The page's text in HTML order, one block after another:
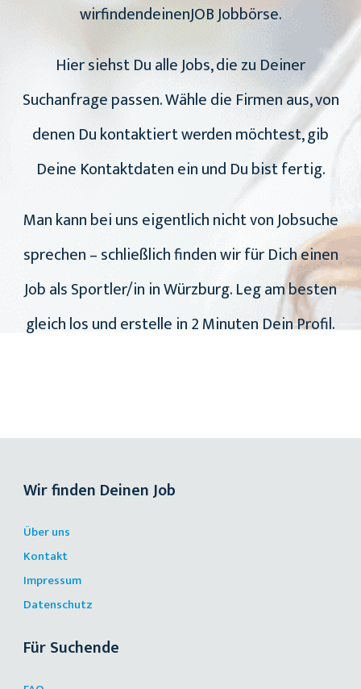
wirfindendeinenJOB Jobbörse.
Hier siehst Du alle Jobs, die zu Deiner
Suchanfrage passen. Wähle die Firmen aus, von
denen Du kontaktiert werden möchtest, gib
Deine Kontaktdaten ein und Du bist fertig.
Man kann bei uns eigentlich nicht von Jobsuche
sprechen – schließlich finden wir für Dich einen
Job als Sportler/in in Würzburg. Leg am besten
gleich los und erstelle in 2 Minuten Dein Profil.
Wir finden Deinen Job
Über uns
Kontakt
Impressum
Datenschutz
Für Suchende